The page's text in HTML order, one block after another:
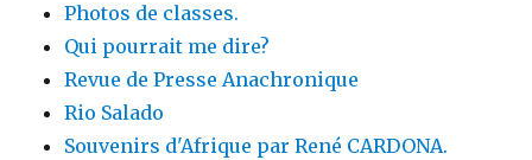
Photos de classes.
Qui pourrait me dire?
Revue de Presse Anachronique
Rio Salado
Souvenirs d'Afrique par René CARDONA.